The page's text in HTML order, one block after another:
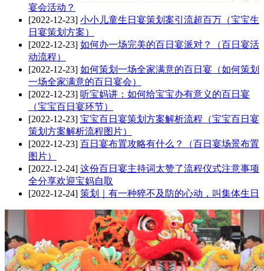
宴会活动？
[2022-12-23] 小小儿童生日宴策划案引流超百万（宝宝生
日宴策划方案）
[2022-12-23] 如何办一场完美的百日宴派对？（百日宴活
动流程）
[2022-12-23] 如何策划一场全家满意的百日宴（如何策划
一场全家满意的百日宴会）
[2022-12-23] 听宝妈讲：如何给宝宝办有意义的百日宴
（宝宝百日宴环节）
[2022-12-23] 宝宝百日宴策划方案解析流程（宝宝百日宴
策划方案解析流程图片）
[2022-12-23] 百日宴布置攻略有什么？（百日宴场景布置
图片）
[2022-12-24] 这份百日宴主持词太赞了流程仪式注意事项
全分享欢迎宝妈自取
[2022-12-24] 策划｜有一种猝不及防的心动，叫集体生日